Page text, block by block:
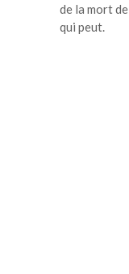
de la mort
qui peut.